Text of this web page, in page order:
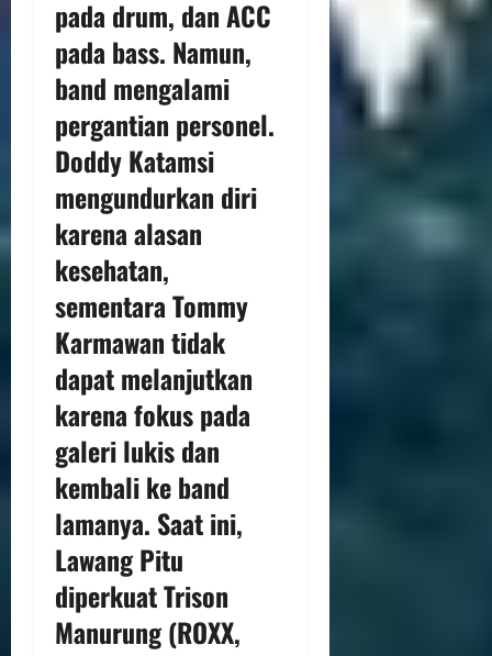
pada drum, dan ACC
pada bass. Namun,
band mengalami
pergantian personel.
Doddy Katamsi
mengundurkan diri
karena alasan
kesehatan,
sementara Tommy
Karmawan tidak
dapat melanjutkan
karena fokus pada
galeri lukis dan
kembali ke band
lamanya. Saat ini,
Lawang Pitu
diperkuat Trison
Manurung (ROXX,